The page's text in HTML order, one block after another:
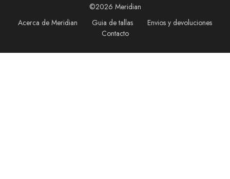
©2026 Meridian
Acerca de Meridian
Guia de tallas
Envios y devoluciones
Contacto